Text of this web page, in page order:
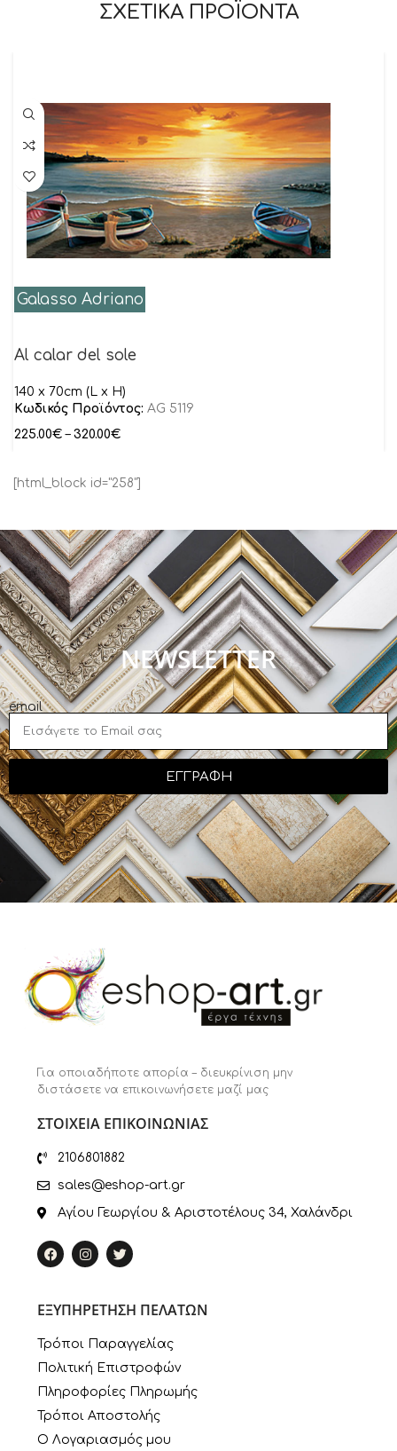
ΣΧΕΤΙΚΑ ΠΡΟΪΟΝΤΑ
Galasso Adriano
Al calar del sole
140 x 70cm (L x H)
Κωδικός Προϊόντος: AG 5119
225.00€ – 320.00€
[html_block id="258"]
NEWSLETTER
email
ΕΓΓΡΑΦΗ
Για οποιαδήποτε απορία – διευκρίνιση μην
διστάσετε να επικοινωνήσετε μαζί μας
ΣΤΟΙΧΕΙΑ ΕΠΙΚΟΙΝΩΝΙΑΣ
2106801882
sales@eshop-art.gr
Αγίου Γεωργίου & Αριστοτέλους 34, Χαλάνδρι
ΕΞΥΠΗΡΕΤΗΣΗ ΠΕΛΑΤΩΝ
Τρόποι Παραγγελίας
Πολιτική Επιστροφών
Πληροφορίες Πληρωμής
Τρόποι Αποστολής
Ο Λογαριασμός μου